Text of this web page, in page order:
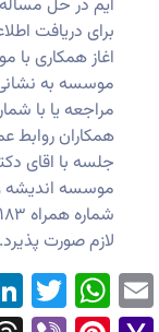
ایم در حل
برای دریافت
اغاز همکاری
همکاران روابط
جلسه با اقای
موسسه اندیشه
لازم صورت پذیرد.
Email